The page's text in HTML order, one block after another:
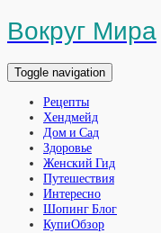
Вокруг Мира
Toggle navigation
Рецепты
Хендмейд
Дом и Сад
Здоровье
Женский Гид
Путешествия
Интересно
Шопинг Блог
КупиОбзор